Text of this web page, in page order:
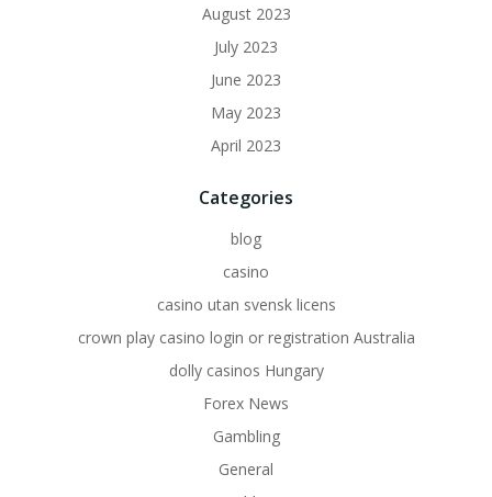
August 2023
July 2023
June 2023
May 2023
April 2023
Categories
blog
casino
casino utan svensk licens
crown play casino login or registration Australia
dolly casinos Hungary
Forex News
Gambling
General